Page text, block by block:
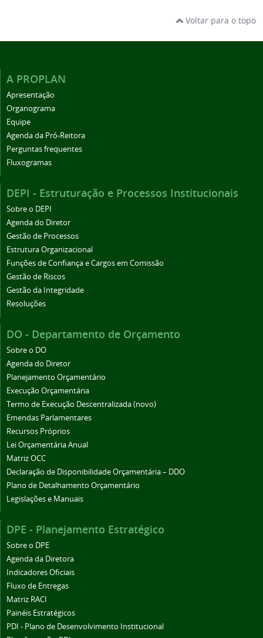
Voltar para o topo
A PROPLAN
Apresentação
Organograma
Equipe
Agenda da Pró-Reitora
Perguntas frequentes
Fluxogramas
DEPI - Estruturação e Processos Institucionais
Sobre o DEPI
Agenda do Diretor
Gestão de Processos
Estrutura Organizacional
Funções de Confiança e Cargos em Comissão
Gestão de Riscos
Gestão da Integridade
Resoluções
DO - Departamento de Orçamento
Sobre o DO
Agenda do Diretor
Planejamento Orçamentário
Execução Orçamentária
Termo de Execução Descentralizada (novo)
Emendas Parlamentares
Recursos Próprios
Lei Orçamentária Anual
Matriz OCC
Declaração de Disponibilidade Orçamentária – DDO
Plano de Detalhamento Orçamentário
Legislações e Manuais
DPE - Planejamento Estratégico
Sobre o DPE
Agenda da Diretora
Indicadores Oficiais
Fluxo de Entregas
Matriz RACI
Painéis Estratégicos
PDI - Plano de Desenvolvimento Institucional